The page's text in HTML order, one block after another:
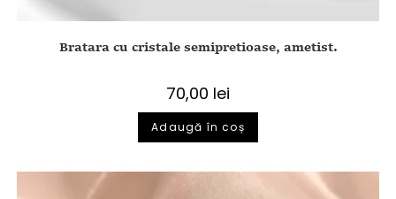
Bratara cu cristale semipretioase, ametist.
70,00 lei
Adaugă în coș